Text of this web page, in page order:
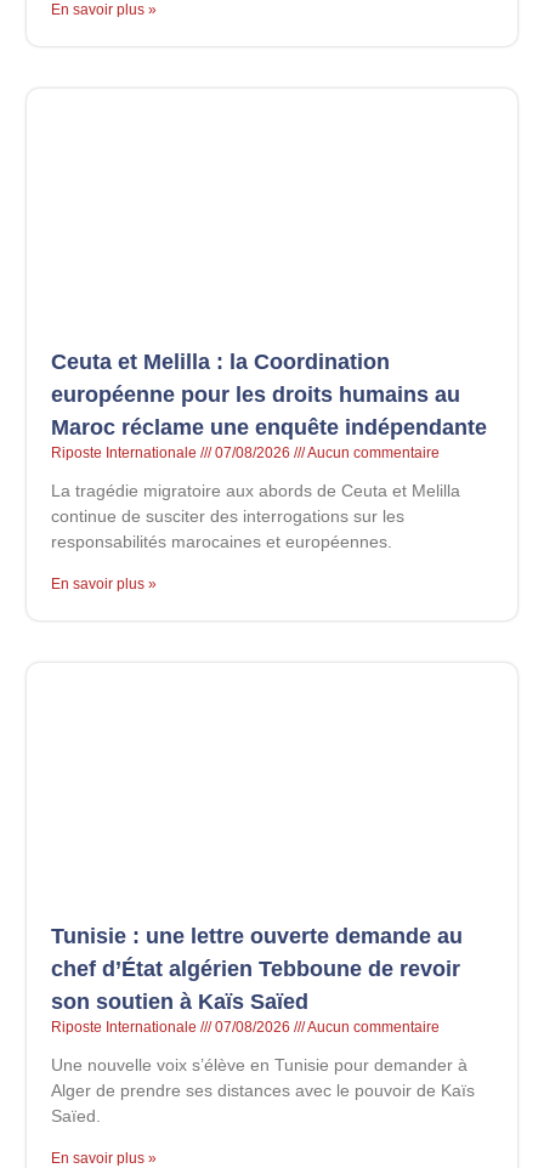
En savoir plus »
Ceuta et Melilla : la Coordination
européenne pour les droits humains au
Maroc réclame une enquête indépendante
Riposte Internationale 07/08/2026 Aucun commentaire
La tragédie migratoire aux abords de Ceuta et Melilla
continue de susciter des interrogations sur les
responsabilités marocaines et européennes.
En savoir plus »
Tunisie : une lettre ouverte demande au
chef d’État algérien Tebboune de revoir
son soutien à Kaïs Saïed
Riposte Internationale 07/08/2026 Aucun commentaire
Une nouvelle voix s’élève en Tunisie pour demander à
Alger de prendre ses distances avec le pouvoir de Kaïs
Saïed.
En savoir plus »